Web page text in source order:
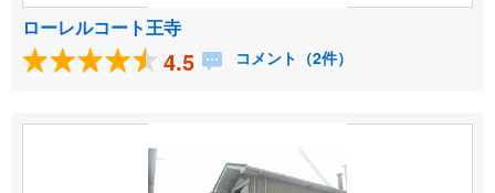
ローレルコート王寺
4.5 コメント（2件）